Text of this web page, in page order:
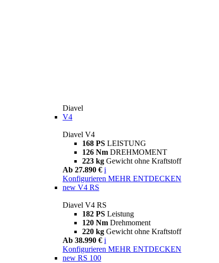
Diavel
V4
Diavel V4
168 PS LEISTUNG
126 Nm DREHMOMENT
223 kg Gewicht ohne Kraftstoff
Ab 27.890 € i
Konfigurieren MEHR ENTDECKEN
new V4 RS
Diavel V4 RS
182 PS Leistung
120 Nm Drehmoment
220 kg Gewicht ohne Kraftstoff
Ab 38.990 € i
Konfigurieren MEHR ENTDECKEN
new RS 100